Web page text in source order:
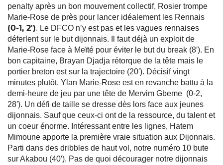
penalty après un bon mouvement collectif, Rosier trompe
Marie-Rose de près pour lancer idéalement les Rennais
(0-1, 2′). Le DFCO n’y est pas et les vagues rennaises
déferlent sur le but dijonnais. Il faut déjà un exploit de
Marie-Rose face à Meïté pour éviter le but du break (8′). En
bon capitaine, Brayan Djadja rétorque de la tête mais le
portier breton est sur la trajectoire (20′). Décisif vingt
minutes plutôt, Ylan Marie-Rose est en revanche battu à la
demi-heure de jeu par une tête de Mervim Gbeme (0-2,
28′). Un défi de taille se dresse dès lors face aux jeunes
dijonnais. Sauf que ceux-ci ont de la ressource, du talent et
un coeur énorme. Intéressant entre les lignes, Hatem
Mimoune apporte la première vraie situation aux Dijonnais.
Parti dans des dribbles de haut vol, notre numéro 10 bute
sur Akabou (40′). Pas de quoi décourager notre dijonnais